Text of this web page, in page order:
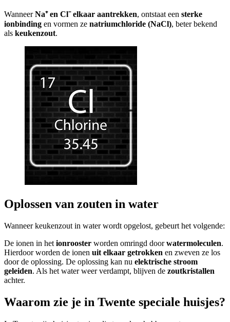
WanneerNa⁺ en Cl⁻ elkaar aantrekken, ontstaat een sterke
ionbinding en vormen ze natriumchloride (NaCl), beter bekend
als keukenzout.
Oplossen van zouten in water
Wanneer keukenzout in water wordt opgelost, gebeurt het volgende:
De ionen in het ionrooster worden omringd doorwatermoleculen.
Hierdoor worden de ionen uit elkaar getrokken en zweven ze los
door de oplossing. De oplossing kan nu elektrische stroom
geleiden. Als het water weer verdampt, blijven de zoutkristallen
achter.
Waarom zie je in Twente speciale huisjes?